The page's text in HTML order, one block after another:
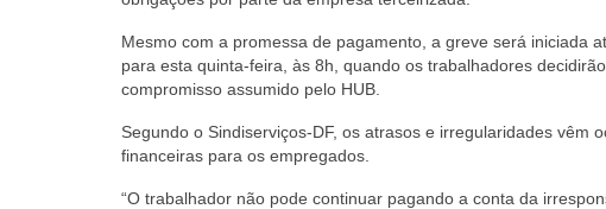
Mesmo com a promessa de pagamento, a greve será iniciada
para esta quinta-feira, às 8h, quando os trabalhadores
compromisso assumido pelo HUB.
Segundo o Sindiserviços-DF, os atrasos e irregularidades
financeiras para os empregados.
“O trabalhador não pode continuar pagando a conta da